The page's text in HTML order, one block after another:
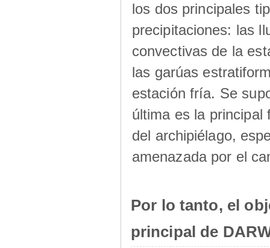
los dos principales
precipitaciones: las
convectivas de la
las garúas
estación fría. Se
última es la principal
del archipiélago,
amenazada por el
Por lo tanto, el
principal de